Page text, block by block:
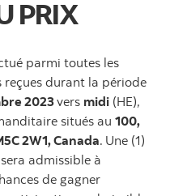
PRIX
parmi toutes les
durant la période
2023vers midi (HE),
situés au 100,
2W1, Canada. Une (1)
admissible à
de gagner